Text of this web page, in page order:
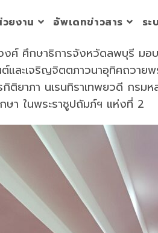
ยงาน อัพเดทข่าวสาร ระ
ศึกษาธิการจังหวัดลพบุรี มอ
ละเจริญจิตตภาวนาอุทิศถวา
กิติยาภา นเรนทิราเทพยวดี
ษา ในพระราชูปถัมภ์ฯ แห่งที่ 2